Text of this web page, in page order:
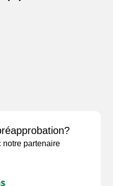
notre partenaire
329
12 000$ pour 1re